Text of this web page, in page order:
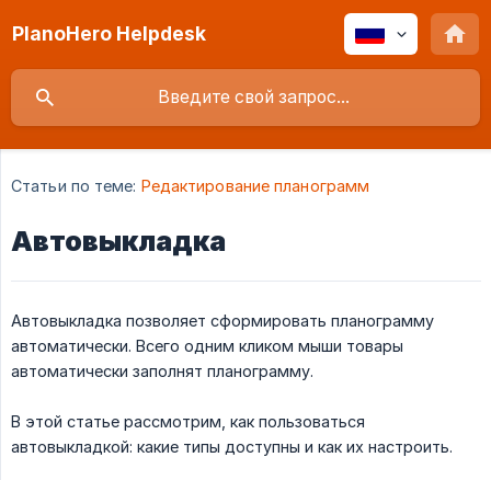
PlanoHero Helpdesk
Статьи по теме: Редактирование планограмм
Автовыкладка
Автовыкладка позволяет сформировать планограмму
автоматически. Всего одним кликом мыши товары
автоматически заполнят планограмму.
В этой статье рассмотрим, как пользоваться
автовыкладкой: какие типы доступны и как их настроить.